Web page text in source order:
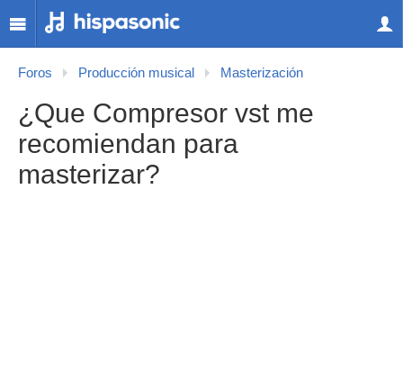
Foros Producción musical Masterización
¿Que Compresor vst me
recomiendan para
masterizar?